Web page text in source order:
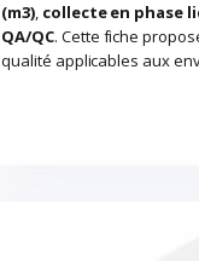
(m3), collecte en phase
QA/QC. Cette fiche
qualité applicables aux